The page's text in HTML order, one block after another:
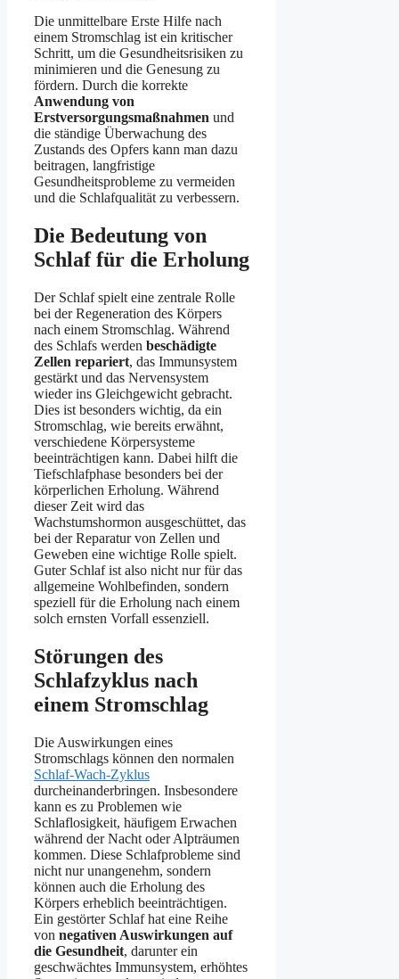
Die unmittelbare Erste Hilfe nach
einem Stromschlag ist ein kritischer
Schritt, um die Gesundheitsrisiken zu
minimieren und die Genesung zu
fördern. Durch die korrekte
Anwendung von
Erstversorgungsmaßnahmen und
die ständige Überwachung des
Zustands des Opfers kann man dazu
beitragen, langfristige
Gesundheitsprobleme zu vermeiden
und die Schlafqualität zu verbessern.
Die Bedeutung von
Schlaf für die Erholung
Der Schlaf spielt eine zentrale Rolle
bei der Regeneration des Körpers
nach einem Stromschlag. Während
des Schlafs werden beschädigte
Zellen repariert, das Immunsystem
gestärkt und das Nervensystem
wieder ins Gleichgewicht gebracht.
Dies ist besonders wichtig, da ein
Stromschlag, wie bereits erwähnt,
verschiedene Körpersysteme
beeinträchtigen kann. Dabei hilft die
Tiefschlafphase besonders bei der
körperlichen Erholung. Während
dieser Zeit wird das
Wachstumshormon ausgeschüttet, das
bei der Reparatur von Zellen und
Geweben eine wichtige Rolle spielt.
Guter Schlaf ist also nicht nur für das
allgemeine Wohlbefinden, sondern
speziell für die Erholung nach einem
solch ernsten Vorfall essenziell.
Störungen des
Schlafzyklus nach
einem Stromschlag
Die Auswirkungen eines
Stromschlags können den normalen
Schlaf-Wach-Zyklus
durcheinanderbringen. Insbesondere
kann es zu Problemen wie
Schlaflosigkeit, häufigem Erwachen
während der Nacht oder Alpträumen
kommen. Diese Schlafprobleme sind
nicht nur unangenehm, sondern
können auch die Erholung des
Körpers erheblich beeinträchtigen.
Ein gestörter Schlaf hat eine Reihe
von negativen Auswirkungen auf
die Gesundheit, darunter ein
geschwächtes Immunsystem, erhöhtes